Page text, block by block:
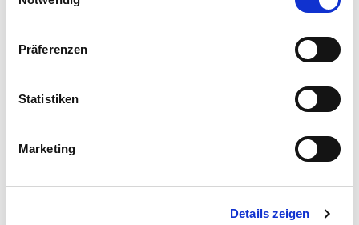
Präferenzen
Statistiken
Marketing
Details zeigen
3,99 €
Gleich mitkaufen!